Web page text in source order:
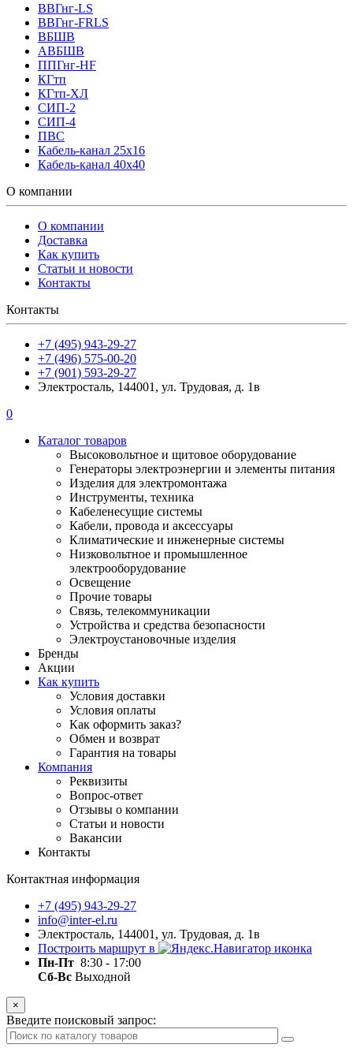
ВВГнг-LS
ВВГнг-FRLS
ВБШВ
АВБШВ
ППГнг-HF
КГтп
КГтп-ХЛ
СИП-2
СИП-4
ПВС
Кабель-канал 25х16
Кабель-канал 40х40
О компании
О компании
Доставка
Как купить
Статьи и новости
Контакты
Контакты
+7 (495) 943-29-27
+7 (496) 575-00-20
+7 (901) 593-29-27
Электросталь, 144001, ул. Трудовая, д. 1в
0
Каталог товаров
Высоковольтное и щитовое оборудование
Генераторы электроэнергии и элементы питания
Изделия для электромонтажа
Инструменты, техника
Кабеленесущие системы
Кабели, провода и аксессуары
Климатические и инженерные системы
Низковольтное и промышленное
электрооборудование
Освещение
Прочие товары
Связь, телекоммуникации
Устройства и средства безопасности
Электроустановочные изделия
Бренды
Акции
Как купить
Условия доставки
Условия оплаты
Как оформить заказ?
Обмен и возврат
Гарантия на товары
Компания
Реквизиты
Вопрос-ответ
Отзывы о компании
Статьи и новости
Вакансии
Контакты
Контактная информация
+7 (495) 943-29-27
info@inter-el.ru
Электросталь, 144001, ул. Трудовая, д. 1в
Построить маршрут в
Пн-Пт 8:30 - 17:00
Сб-Вс Выходной
×
Введите поисковый запрос: